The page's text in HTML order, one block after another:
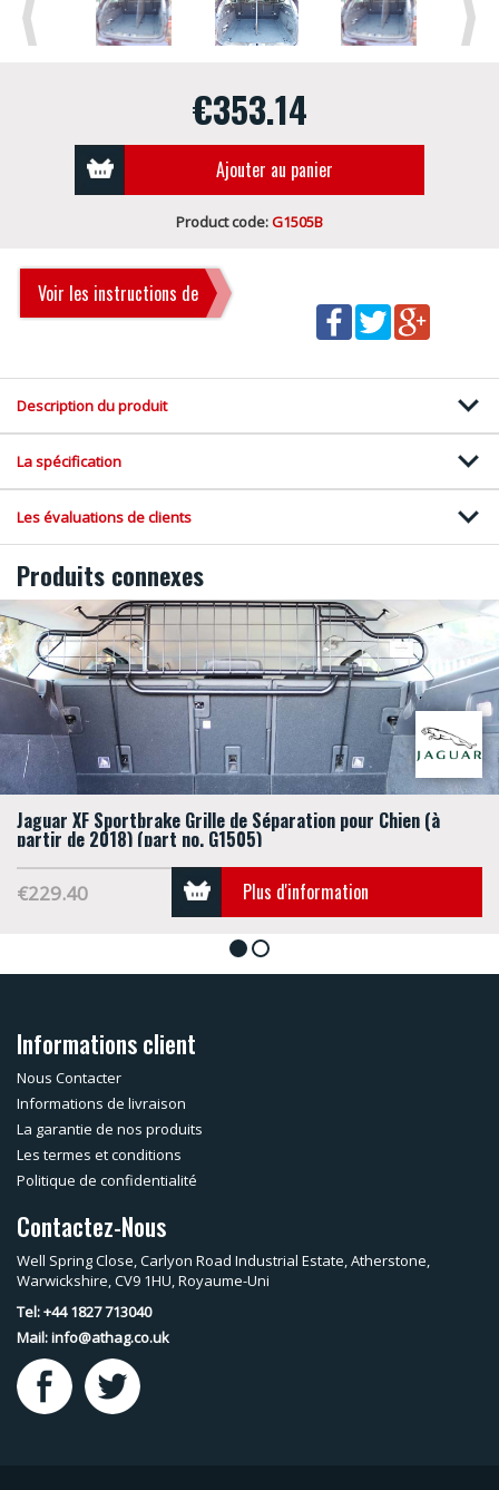
Previous Next
€353.14
Ajouter au panier
Product code:G1505B
Voir les instructions de
Description du produit
La spécification
Les évaluations de clients
Produits connexes
Jaguar XF Sportbrake Grille de Séparation pour Chien (à
partir de 2018) (part no. G1505)
€229.40 Plus d'information
1 2
Informations client
Nous Contacter
Informations de livraison
La garantie de nos produits
Les termes et conditions
Politique de confidentialité
Contactez-Nous
Well Spring Close, Carlyon Road Industrial Estate, Atherstone,
Warwickshire, CV9 1HU, Royaume-Uni
Tel: +44 1827 713040
Mail:info@athag.co.uk